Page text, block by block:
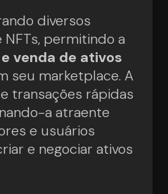
diversos
permitindo a
venda de ativos
seu marketplace. A
transações rápidas
a atraente
e usuários
e negociar ativos